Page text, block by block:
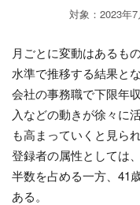
対象：2023年7
月ごとに変動はあるも
水準で推移する結果と
会社の事務職で下限年
入などの動きが徐々に
も高まっていくと見られ
登録者の属性としては
半数を占める一方、41
ある。